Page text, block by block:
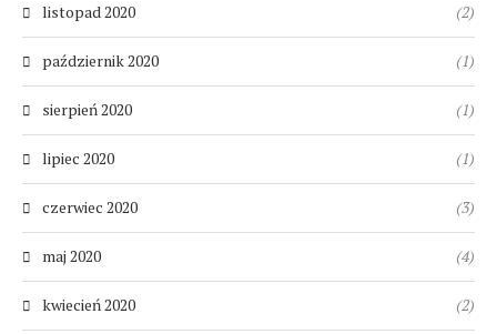
listopad 2020 (2)
październik 2020 (1)
sierpień 2020 (1)
lipiec 2020 (1)
czerwiec 2020 (3)
maj 2020 (4)
kwiecień 2020 (2)